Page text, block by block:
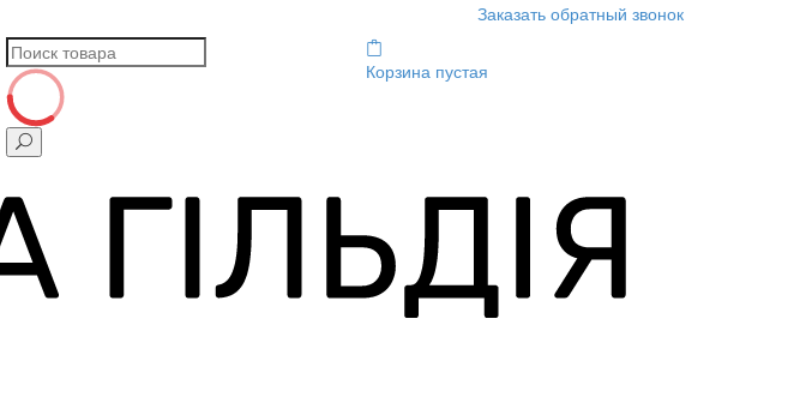
Заказать обратный звонок
Корзина пустая